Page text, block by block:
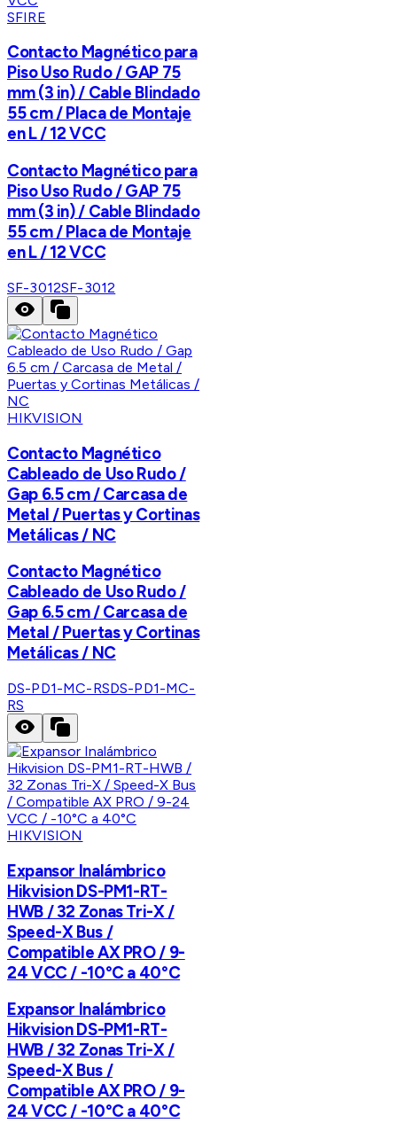
SFIRE
Contacto Magnético para
Piso Uso Rudo / GAP 75
mm (3 in) / Cable Blindado
55 cm / Placa de Montaje
en L / 12 VCC
Contacto Magnético para
Piso Uso Rudo / GAP 75
mm (3 in) / Cable Blindado
55 cm / Placa de Montaje
en L / 12 VCC
SF-3012SF-3012
HIKVISION
Contacto Magnético
Cableado de Uso Rudo /
Gap 6.5 cm / Carcasa de
Metal / Puertas y Cortinas
Metálicas / NC
Contacto Magnético
Cableado de Uso Rudo /
Gap 6.5 cm / Carcasa de
Metal / Puertas y Cortinas
Metálicas / NC
DS-PD1-MC-RSDS-PD1-MC-
RS
HIKVISION
Expansor Inalámbrico
Hikvision DS-PM1-RT-
HWB / 32 Zonas Tri-X /
Speed-X Bus /
Compatible AX PRO / 9-
24 VCC / -10°C a 40°C
Expansor Inalámbrico
Hikvision DS-PM1-RT-
HWB / 32 Zonas Tri-X /
Speed-X Bus /
Compatible AX PRO / 9-
24 VCC / -10°C a 40°C